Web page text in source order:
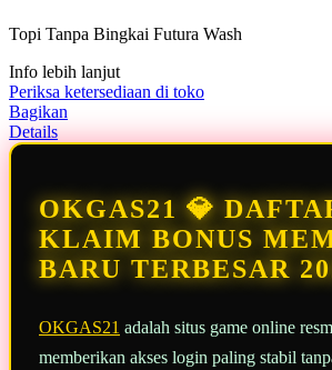
bintang,
rating
rata-
rata.
Read
13
halaman
yang
sama.
Topi Tanpa Bingkai Futura Wash
Info lebih lanjut
Periksa ketersediaan di toko
Bagikan
Details
OKGAS21 💎
KLAIM BONUS
BARU TERBESAR
OKGAS21 adalah situs game online
memberikan akses login paling stabil